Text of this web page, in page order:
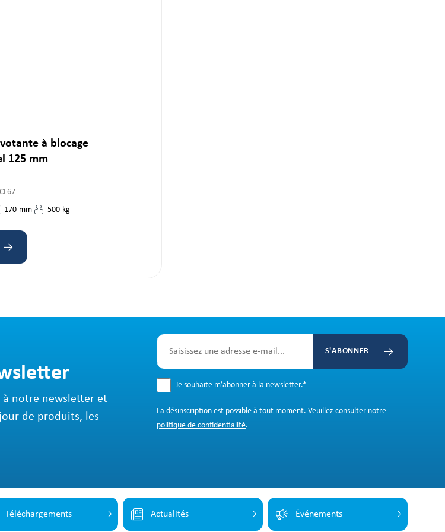
à blocage
125 mm
170 mm 500 kg
à notre newsletter et
de produits, les
S'ABONNER
Je souhaite m’abonner à la newsletter.*
Ladésinscription est possible à tout moment. Veuillez consulter notre
politique de confidentialité.
Téléchargements Actualités Événements